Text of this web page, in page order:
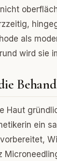
als
wird sie
Haut
ein